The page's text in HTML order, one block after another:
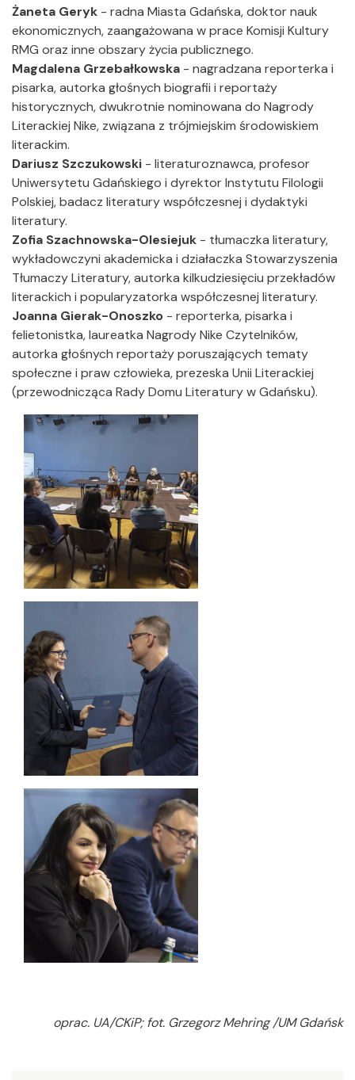
Żaneta Geryk - radna Miasta Gdańska, doktor nauk
ekonomicznych, zaangażowana w prace Komisji Kultury
RMG oraz inne obszary życia publicznego.
Magdalena Grzebałkowska - nagradzana reporterka i
pisarka, autorka głośnych biografii i reportaży
historycznych, dwukrotnie nominowana do Nagrody
Literackiej Nike, związana z trójmiejskim środowiskiem
literackim.
Dariusz Szczukowski - literaturoznawca, profesor
Uniwersytetu Gdańskiego i dyrektor Instytutu Filologii
Polskiej, badacz literatury współczesnej i dydaktyki
literatury.
Zofia Szachnowska-Olesiejuk - tłumaczka literatury,
wykładowczyni akademicka i działaczka Stowarzyszenia
Tłumaczy Literatury, autorka kilkudziesięciu przekładów
literackich i popularyzatorka współczesnej literatury.
Joanna Gierak-Onoszko - reporterka, pisarka i
felietonistka, laureatka Nagrody Nike Czytelników,
autorka głośnych reportaży poruszających tematy
społeczne i praw człowieka, prezeska Unii Literackiej
(przewodnicząca Rady Domu Literatury w Gdańsku).
oprac. UA/CKiP; fot. Grzegorz Mehring /UM Gdańsk